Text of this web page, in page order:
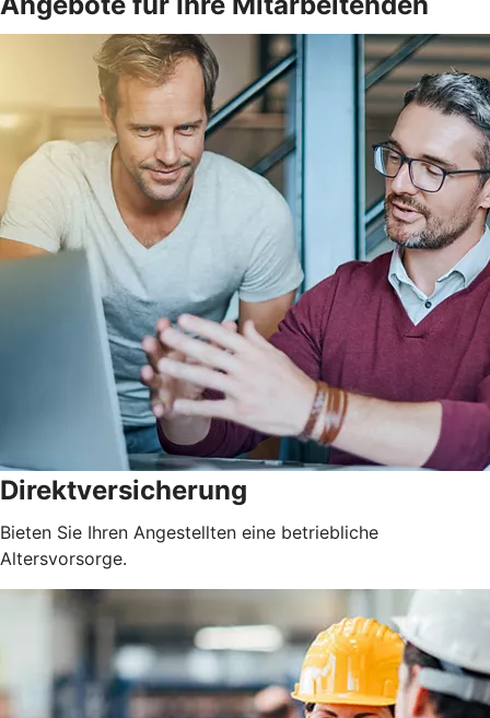
Direktversicherung
Bieten Sie Ihren Angestellten eine betriebliche
Altersvorsorge.